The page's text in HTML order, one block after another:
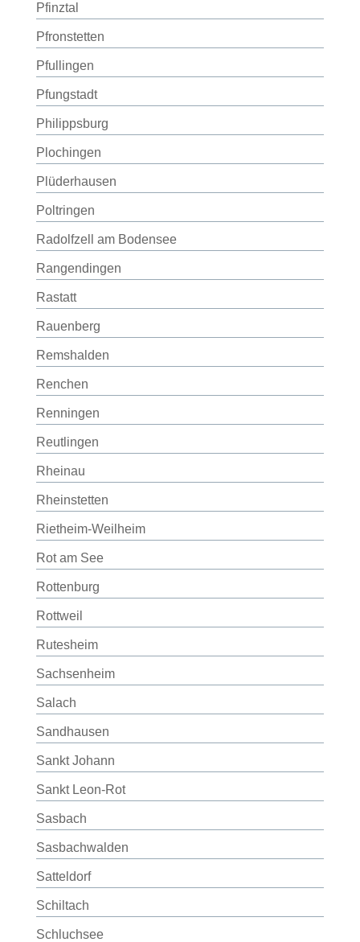
Pfinztal
Pfronstetten
Pfullingen
Pfungstadt
Philippsburg
Plochingen
Plüderhausen
Poltringen
Radolfzell am Bodensee
Rangendingen
Rastatt
Rauenberg
Remshalden
Renchen
Renningen
Reutlingen
Rheinau
Rheinstetten
Rietheim-Weilheim
Rot am See
Rottenburg
Rottweil
Rutesheim
Sachsenheim
Salach
Sandhausen
Sankt Johann
Sankt Leon-Rot
Sasbach
Sasbachwalden
Satteldorf
Schiltach
Schluchsee